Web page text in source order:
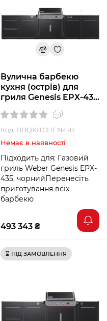
Вулична барбекю
кухня (острів) для
гриля Genesis EPX-435
Weber BBQ Kitchen
Gas 331 + модуль
мийки
Код: BBQKITCHEN4-8
Немає в наявності
Підходить для: Газовий
гриль Weber Genesis EPX-
435, чорнийПеренесіть
приготування всіх
барбекю
493 343 ₴
⌛ ПІД ЗАМОВЛЕННЯ